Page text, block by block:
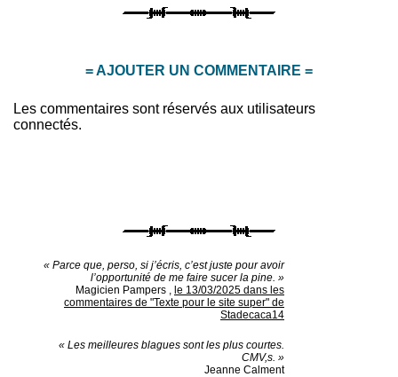
= AJOUTER UN COMMENTAIRE =
Les commentaires sont réservés aux utilisateurs
connectés.
« Parce que, perso, si j’écris, c’est juste pour avoir
l’opportunité de me faire sucer la pine. »
Magicien Pampers , le 13/03/2025 dans les
commentaires de "Texte pour le site super" de
Stadecaca14
« Les meilleures blagues sont les plus courtes.
CMV,s. »
Jeanne Calment